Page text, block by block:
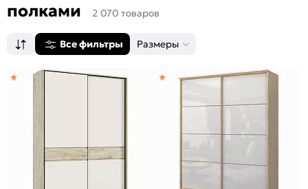
полками
2 070 товаров
Все фильтры Размеры